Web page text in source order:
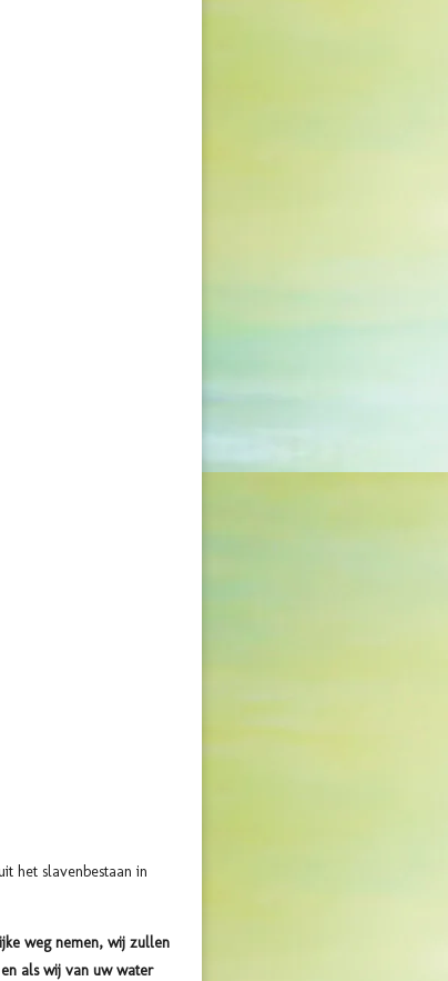
het slavenbestaan in
weg nemen, wij zullen
als wij van uw water